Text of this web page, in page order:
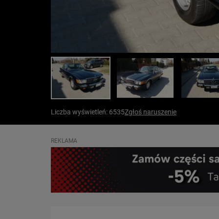
Liczba wyświetleń: 6535Zgłoś naruszenie
REKLAMA